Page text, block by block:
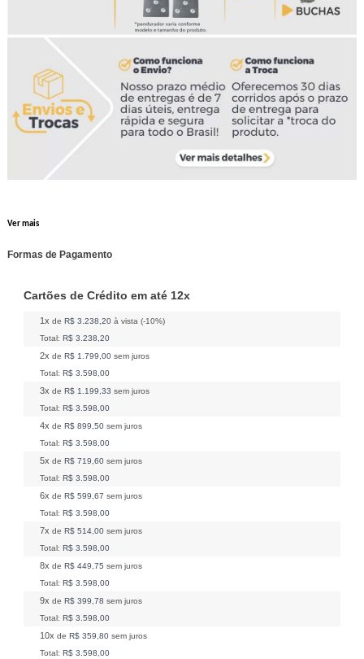
Ver mais
Formas de Pagamento
Cartões de Crédito em até 12x
1x de R$ 3.238,20 à vista (-10%)
Total: R$ 3.238,20
2x de R$ 1.799,00 sem juros
Total: R$ 3.598,00
3x de R$ 1.199,33 sem juros
Total: R$ 3.598,00
4x de R$ 899,50 sem juros
Total: R$ 3.598,00
5x de R$ 719,60 sem juros
Total: R$ 3.598,00
6x de R$ 599,67 sem juros
Total: R$ 3.598,00
7x de R$ 514,00 sem juros
Total: R$ 3.598,00
8x de R$ 449,75 sem juros
Total: R$ 3.598,00
9x de R$ 399,78 sem juros
Total: R$ 3.598,00
10x de R$ 359,80 sem juros
Total: R$ 3.598,00